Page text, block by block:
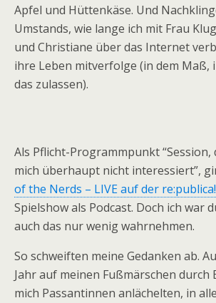
Apfel und Hüttenkäse. Und
Umstands, wie lange ich mit Frau
und Christiane über das Internet
ihre Leben mitverfolge (in dem Maß,
das zulassen).
Als Pflicht-Programmpunkt “Session,
mich überhaupt nicht interessiert”,
of the Nerds – LIVE auf der
Spielshow als Podcast. Doch ich war
auch das nur wenig wahrnehmen.
So schweiften meine Gedanken ab.
Jahr auf meinen Fußmärschen durch
mich Passantinnen anlächelten, in